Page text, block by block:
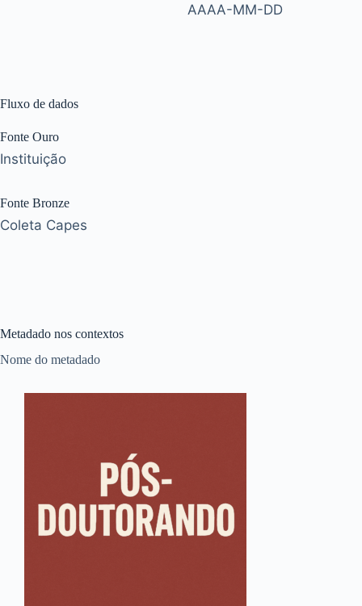
AAAA-MM-DD
Fluxo de dados
Fonte Ouro
Instituição
Fonte Bronze
Coleta Capes
Metadado nos contextos
Nome do metadado